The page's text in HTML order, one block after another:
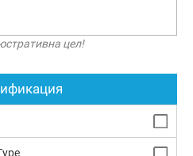
цел!